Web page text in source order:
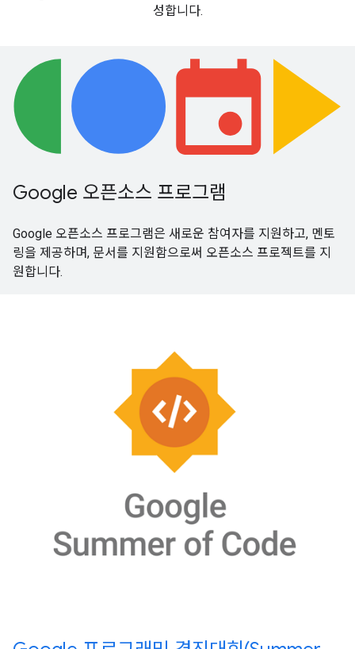
성합니다.
Google 오픈소스 프로그램
Google 오픈소스 프로그램은 새로운 참여자를 지원하고, 멘토
링을 제공하며, 문서를 지원함으로써 오픈소스 프로젝트를 지
원합니다.